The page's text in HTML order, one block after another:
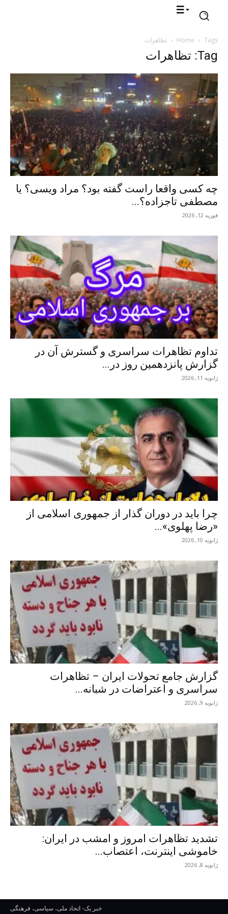
Home Tags تظاهرات
Tag: تظاهرات
چه کسی واقعا راست گفته بود؟ مراد ویسی؟ یا
مصطفی تاجزاده؟...
فوریه 12, 2026
تداوم تظاهرات سراسری و گسترش آن در
گزارش پانزدهمین روز در...
ژانویه 11, 2026
چرا باید در دوران گذار از جمهوری اسلامی از
«رضا پهلوی»...
ژانویه 10, 2026
گزارش جامع تحولات ایران – تظاهرات
سراسری و اعتراضات در شبانه...
ژانویه 9, 2026
تشدید تظاهرات امروز و امشب در ایران:
خاموشی اینترنت، اعتصاب...
ژانویه 8, 2026
خبر یک- اتحاد ملی، سیاسی، فرهنگی